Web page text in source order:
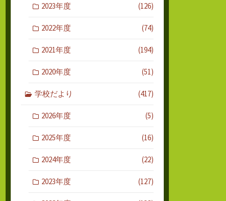
2023年度 (126)
2022年度 (74)
2021年度 (194)
2020年度 (51)
学校だより (417)
2026年度 (5)
2025年度 (16)
2024年度 (22)
2023年度 (127)